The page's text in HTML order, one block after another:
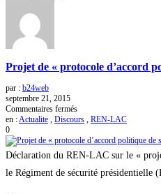
Projet de « protocole d’accord
par : b24web
septembre 21, 2015
Commentaires fermés
Projet
« protocole
d’accord
politique
de
en : Actualite Discours
REN-LAC
0
Déclaration du REN-LAC sur le «
le Régiment de sécurité présidentielle